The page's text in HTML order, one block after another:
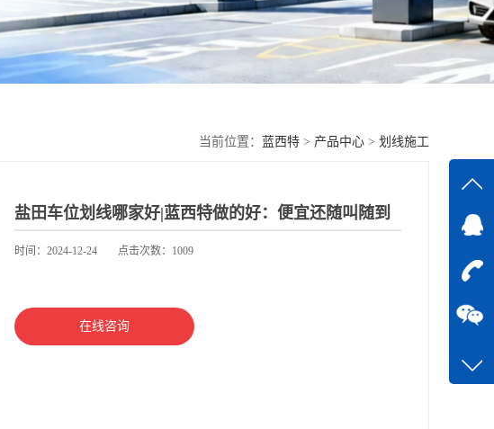
当前位置： 蓝西特 > 产品中心 > 划线施工
盐田车位划线哪家好|蓝西特做的好：便宜还随叫随到
时间：2024-12-24 点击次数：1009
在线咨询
在线
在
咨询
客服